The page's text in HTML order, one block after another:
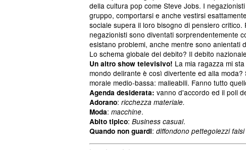
della cultura pop come Steve Jobs. I
gruppo, comportarsi e anche vestirsi
sociale supera il loro bisogno di pensiero
negazionisti sono diventati sorprendentemente
esistano problemi, anche mentre sono anientati
Lo schema globale del debito? Il debito
Un altro show televisivo! La mia ragazza mi
mondo delirante è così divertente ed alla
morale medio-bassa: malleabili. Fanno tutto
Agenda desiderata: vanno d'accordo ed il poll
Adorano: ricchezza materiale.
Moda: macchine.
Abito tipico: Business casual.
Quando non guardi: diffondono pettegolezzi